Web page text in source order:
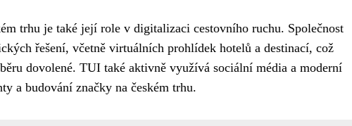
trhu je také její role v digitalizaci cestovního ruchu. Společnost
řešení, včetně virtuálních prohlídek hotelů a destinací, což
dovolené. TUI také aktivně využívá sociální média a moderní
a budování značky na českém trhu.